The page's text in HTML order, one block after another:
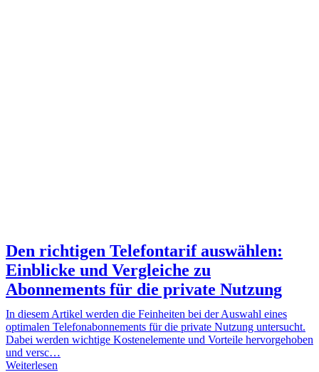
Den richtigen Telefontarif auswählen:
Einblicke und Vergleiche zu
Abonnements für die private Nutzung
In diesem Artikel werden die Feinheiten bei der Auswahl eines
optimalen Telefonabonnements für die private Nutzung untersucht.
Dabei werden wichtige Kostenelemente und Vorteile hervorgehoben
und versc…
Weiterlesen